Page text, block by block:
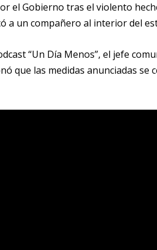
el Gobierno tras el violento
a un compañero al interior del
“Un Día Menos”, el jefe
que las medidas anunciadas